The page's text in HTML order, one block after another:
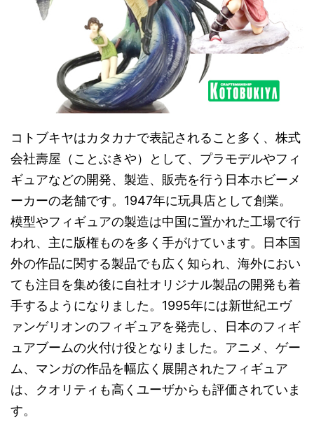
コトブキヤはカタカナで表記されること多く、株式
会社壽屋（ことぶきや）として、プラモデルやフィ
ギュアなどの開発、製造、販売を行う日本ホビーメ
ーカーの老舗です。1947年に玩具店として創業。
模型やフィギュアの製造は中国に置かれた工場で行
われ、主に版権ものを多く手がけています。日本国
外の作品に関する製品でも広く知られ、海外におい
ても注目を集め後に自社オリジナル製品の開発も着
手するようになりました。1995年には新世紀エヴ
ァンゲリオンのフィギュアを発売し、日本のフィギ
ュアブームの火付け役となりました。アニメ、ゲー
ム、マンガの作品を幅広く展開されたフィギュア
は、クオリティも高くユーザからも評価されていま
す。